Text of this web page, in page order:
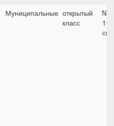
Муниципальные открытый
класс
100
см